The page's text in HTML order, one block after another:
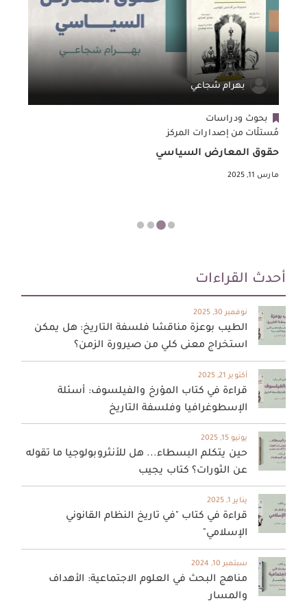
بهرام شجاعي
بحوث ودراسات
مُستلّات من إصدارات المركز
حقوق المعارض السياسي
مارس 11, 2025
أحدث القراءات
نوفمبر 30, 2025
الطيب بوعزة مناقشا فلسفة التاريخ: هل يمكن
استخراج معنى كلي من صيرورة الزمن؟
أكتوبر 21, 2025
قراءة في كتاب المؤرخ والفيلسوف: أسئلة
الإسطوغرافيا وفلسفة التاريخ
يونيو 15, 2025
حين يتكلم البسطاء... هل للأنثروبولوجيا ما تقوله
عن الثورات؟ كتاب يجيب
يناير 1, 2025
قراءة في كتاب "في تاريخ النظام القانوني
الإسلامي"
سبتمبر 10, 2024
مناهج البحث في العلوم الاجتماعية: الأهداف
والمسار